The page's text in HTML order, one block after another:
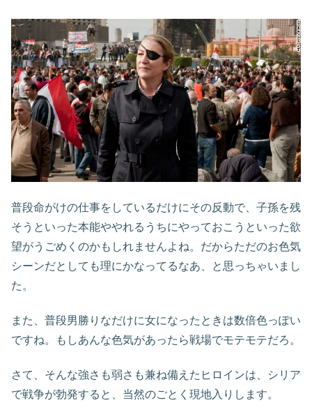
普段命がけの仕事をしているだけにその反動で、子孫を残
そうといった本能ややれるうちにやっておこうといった欲
望がうごめくのかもしれませんよね。だからただのお色気
シーンだとしても理にかなってるなあ、と思っちゃいまし
た。
また、普段男勝りなだけに女になったときは数倍色っぽい
ですね。もしあんな色気があったら戦場でモテモテだろ。
さて、そんな強さも弱さも兼ね備えたヒロインは、シリア
で戦争が勃発すると、当然のごとく現地入りします。